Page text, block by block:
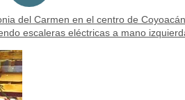
del Carmen en el centro de Coyoacán,
escaleras eléctricas a mano